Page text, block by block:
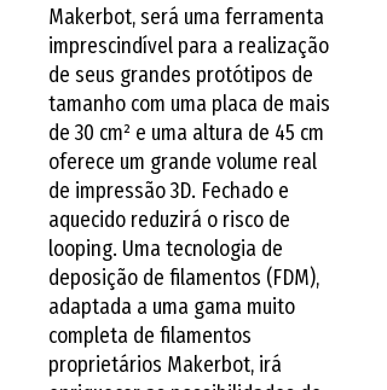
Makerbot, será uma ferramenta
imprescindível para a realização
de seus grandes protótipos de
tamanho com uma placa de mais
de 30 cm² e uma altura de 45 cm
oferece um grande volume real
de impressão 3D. Fechado e
aquecido reduzirá o risco de
looping. Uma tecnologia de
deposição de filamentos (FDM),
adaptada a uma gama muito
completa de filamentos
proprietários Makerbot, irá